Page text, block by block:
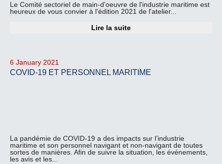
Le Comité sectoriel de main-d'oeuvre de l'industrie maritime est
heureux de vous convier à l'édition 2021 de l'atelier...
Lire la suite
6 January 2021
COVID-19 ET PERSONNEL MARITIME
La pandémie de COVID-19 a des impacts sur l’industrie
maritime et son personnel navigant et non-navigant de toutes
sortes de manières. Afin de suivre la situation, les événements,
les avis et les...